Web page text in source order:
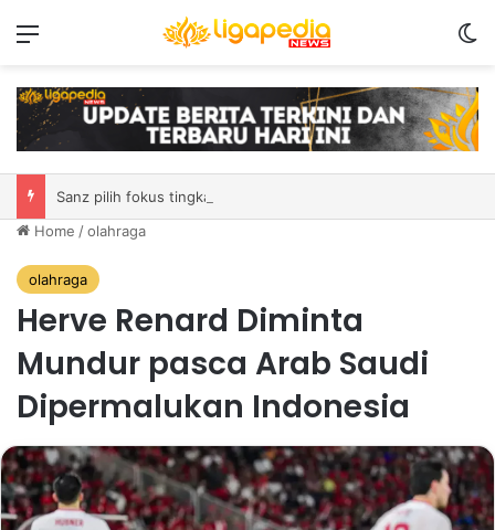
Home /olahraga
olahraga
Herve Renard Diminta
Mundur pasca Arab Saudi
Dipermalukan Indonesia